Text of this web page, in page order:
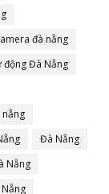
đà nẵng
động Đà Nẵng
Đà Nẵng
Nẵng